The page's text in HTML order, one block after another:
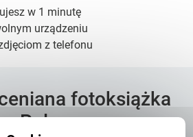
w 1 minutę
urządzeniu
z telefonu
fotoksiążka
w Polsce